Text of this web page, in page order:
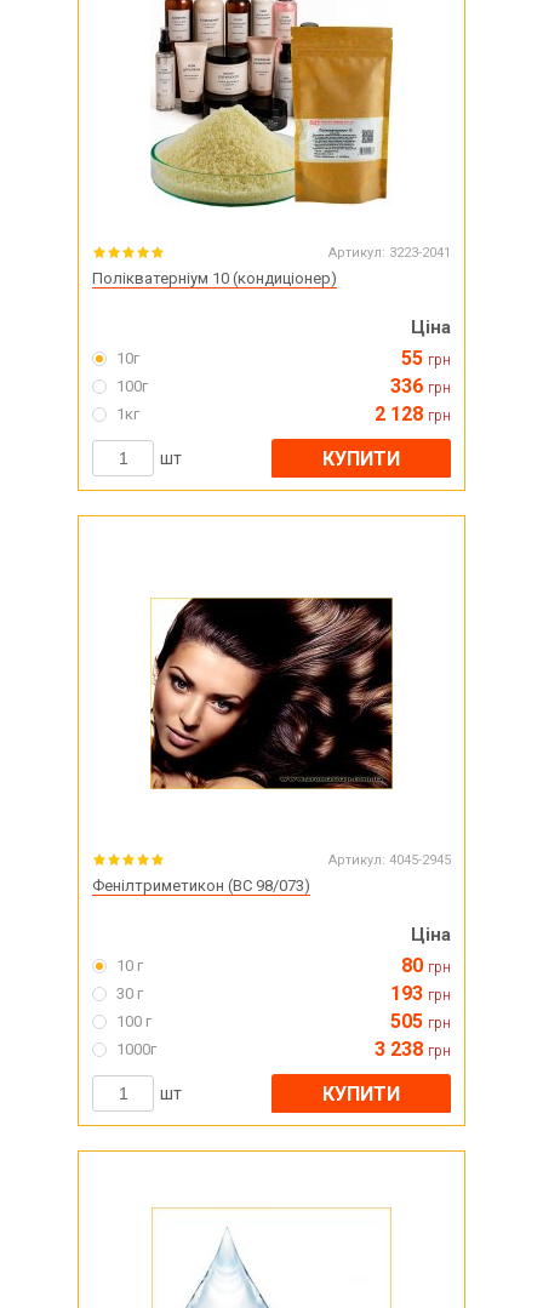
Артикул: 3223-2041
Полікватерніум 10 (кондиціонер)
Ціна
10г 55 грн
100г 336 грн
1кг 2 128 грн
шт КУПИТИ
Артикул: 4045-2945
Фенілтриметикон (BC 98/073)
Ціна
10 г 80 грн
30 г 193 грн
100 г 505 грн
1000г 3 238 грн
шт КУПИТИ